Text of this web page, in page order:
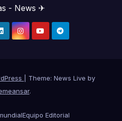
- News ✈
Theme: News Live by
.
Equipo Editorial